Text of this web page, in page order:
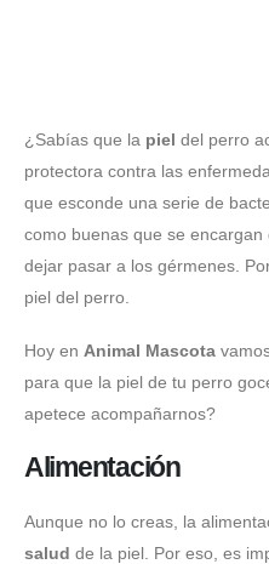
¿Sabías que la piel del perro
protectora contra las
que esconde una serie de
como buenas que se
dejar pasar a los gérmenes.
piel del perro.
Hoy en Animal Mascota
para que la piel de tu perro
apetece acompañarnos?
Alimentación
Aunque no lo creas, la
salud de la piel. Por eso, es